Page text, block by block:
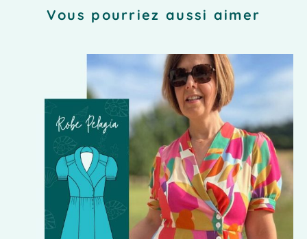
Vous pourriez aussi aimer